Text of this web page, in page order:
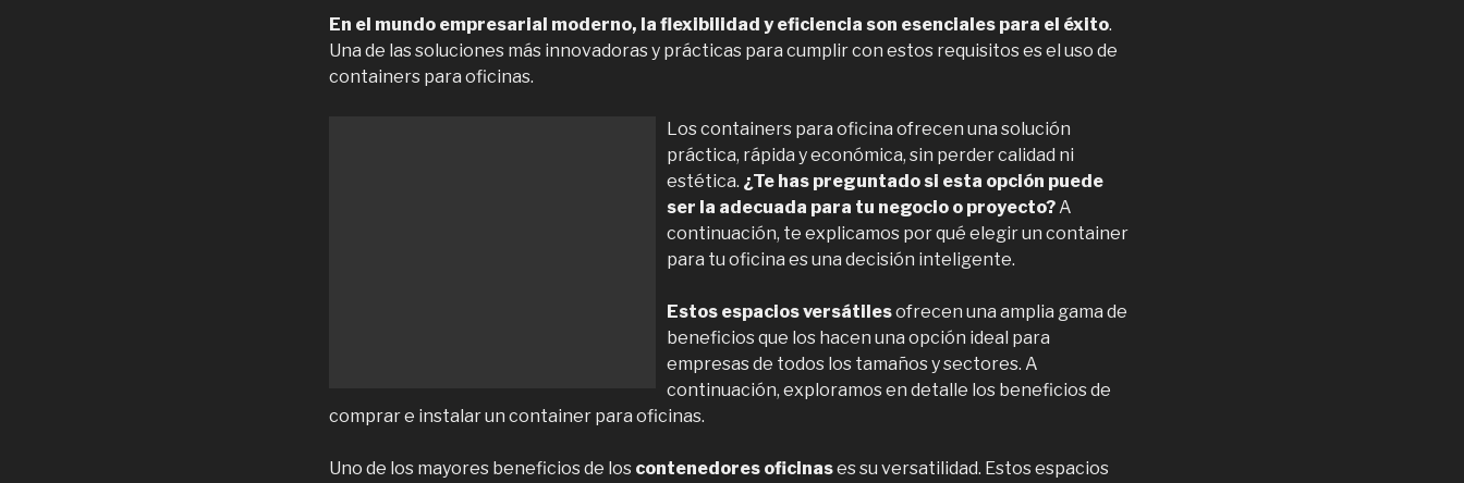
En el mundo empresarial moderno, la flexibilidad y eficiencia son esenciales para el éxito.
Una de las soluciones más innovadoras y prácticas para cumplir con estos requisitos es el uso de
containers para oficinas.
Los containers para oficina ofrecen una solución
práctica, rápida y económica, sin perder calidad ni
estética. ¿Te has preguntado si esta opción puede
ser la adecuada para tu negocio o proyecto?A
continuación, te explicamos por qué elegir un container
para tu oficina es una decisión inteligente.
Estos espacios versátilesofrecen una amplia gama de
beneficios que los hacen una opción ideal para
empresas de todos los tamaños y sectores. A
continuación, exploramos en detalle los beneficios de
comprar e instalar un container para oficinas.
Uno de los mayores beneficios de los contenedores oficinases su versatilidad. Estos espacios